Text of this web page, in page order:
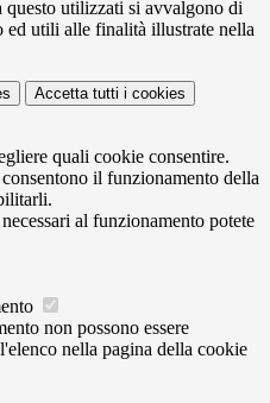
utilizzati si avvalgono di
ed utili alle finalità illustrate nella
Accetta tutti i cookies
quali cookie consentire.
il funzionamento della
al funzionamento potete
non possono essere
nella pagina della cookie